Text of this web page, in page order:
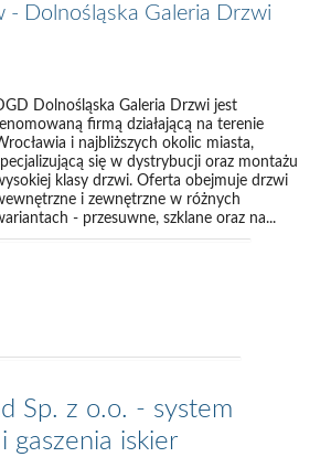
- Dolnośląska Galeria Drzwi
Dolnośląska Galeria Drzwi jest
firmą działającą na terenie
i najbliższych okolic miasta,
się w dystrybucji oraz montażu
klasy drzwi. Oferta obejmuje drzwi
i zewnętrzne w różnych
- przesuwne, szklane oraz na...
Sp. z o.o. - system
gaszenia iskier